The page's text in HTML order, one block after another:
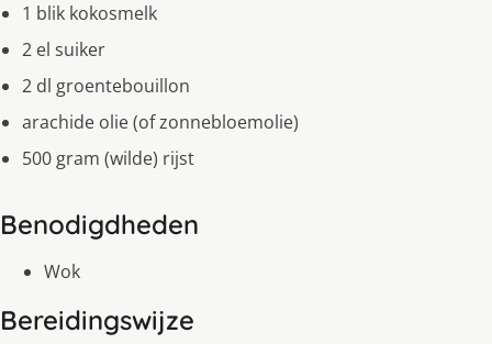
1 blik kokosmelk
2 el suiker
2 dl groentebouillon
arachide olie (of zonnebloemolie)
500 gram (wilde) rijst
Benodigdheden
Wok
Bereidingswijze